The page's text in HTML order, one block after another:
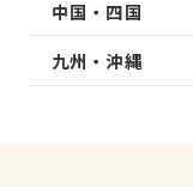
中国・四国
九州・沖縄